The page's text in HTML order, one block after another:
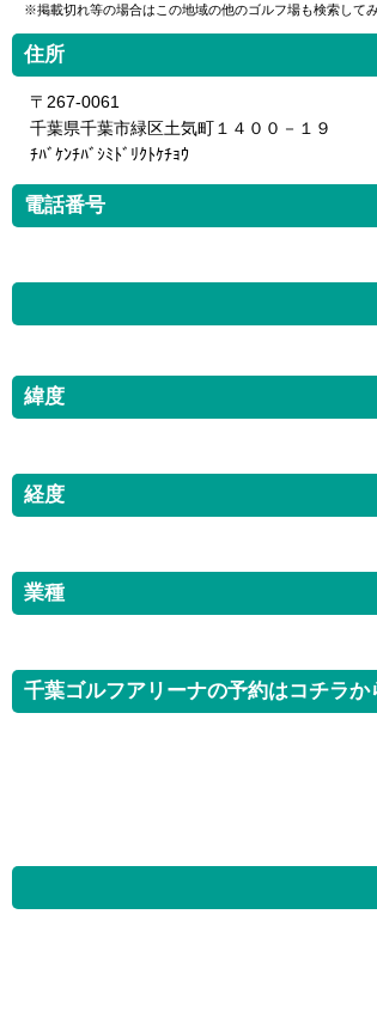
※掲載切れ等の場合はこの地域の他のゴルフ場も検索してみ
住所
〒267-0061
千葉県千葉市緑区土気町１４００－１９
ﾁﾊﾞｹﾝﾁﾊﾞｼﾐﾄﾞﾘｸﾄｹﾁｮｳ
電話番号
緯度
経度
業種
千葉ゴルフアリーナの予約はコチラか